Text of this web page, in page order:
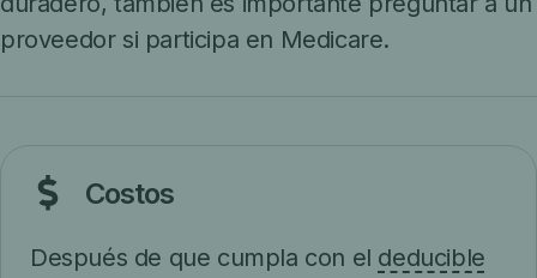
proveedor si participa en Medicare.
Costos
Después de que cumpla con el deducible